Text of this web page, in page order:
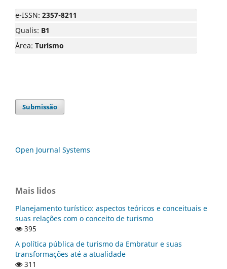
e-ISSN: 2357-8211
Qualis: B1
Área: Turismo
Submissão
Open Journal Systems
Mais lidos
Planejamento turístico: aspectos teóricos e conceituais e
suas relações com o conceito de turismo
395
A política pública de turismo da Embratur e suas
transformações até a atualidade
311